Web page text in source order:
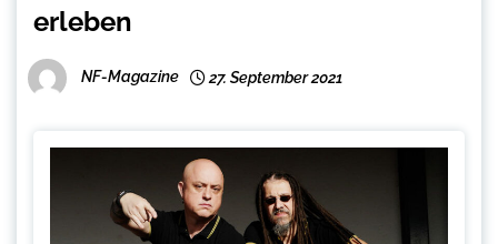
erleben
NF-Magazine 27. September 2021